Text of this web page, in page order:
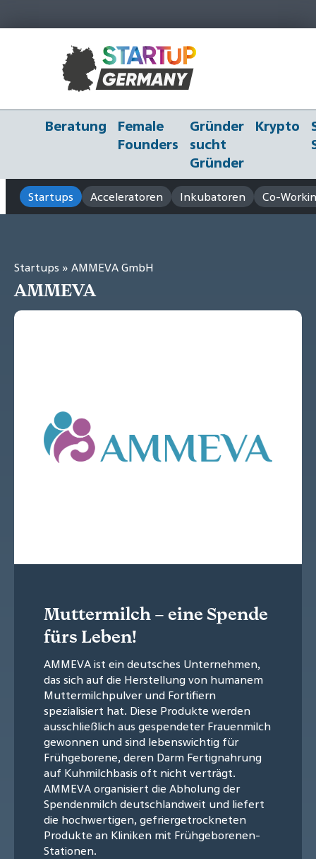
Beratung
Female
Founders
Gründer
sucht
Gründer
Krypto
Startups Acceleratoren Inkubatoren Co-
Startups » AMMEVA GmbH
AMMEVA
Muttermilch – eine Spende
fürs Leben!
AMMEVA ist ein deutsches Unternehmen,
das sich auf die Herstellung von humanem
Muttermilchpulver und Fortifiern
spezialisiert hat. Diese Produkte werden
ausschließlich aus gespendeter Frauenmilch
gewonnen und sind lebenswichtig für
Frühgeborene, deren Darm Fertignahrung
auf Kuhmilchbasis oft nicht verträgt.
AMMEVA organisiert die Abholung der
Spendenmilch deutschlandweit und liefert
die hochwertigen, gefriergetrockneten
Produkte an Kliniken mit Frühgeborenen-
Stationen.